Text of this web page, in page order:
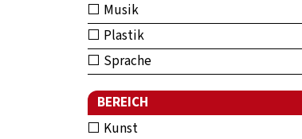
Musik
Plastik
Sprache
BEREICH
Kunst